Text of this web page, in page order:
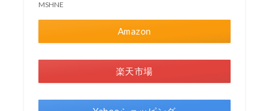
MSHNE
Amazon
楽天市場